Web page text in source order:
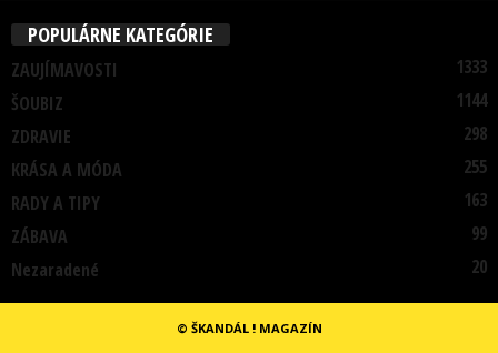
POPULÁRNE KATEGÓRIE
ZAUJÍMAVOSTI
1333
ŠOUBIZ
1144
ZDRAVIE
298
KRÁSA A MÓDA
255
RADY A TIPY
163
ZÁBAVA
99
Nezaradené
20
© ŠKANDÁL ! MAGAZÍN